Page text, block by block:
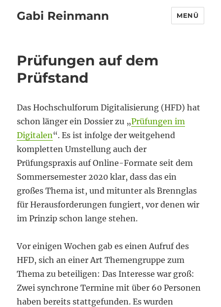
Gabi Reinmann MENÜ
Prüfungen auf dem
Prüfstand
Das Hochschulforum Digitalisierung (HFD) hat
schon länger ein Dossier zu „Prüfungen im
Digitalen“. Es ist infolge der weitgehend
kompletten Umstellung auch der
Prüfungspraxis auf Online-Formate seit dem
Sommersemester 2020 klar, dass das ein
großes Thema ist, und mitunter als Brennglas
für Herausforderungen fungiert, vor denen wir
im Prinzip schon lange stehen.
Vor einigen Wochen gab es einen Aufruf des
HFD, sich an einer Art Themengruppe zum
Thema zu beteiligen: Das Interesse war groß:
Zwei synchrone Termine mit über 60 Personen
haben bereits stattgefunden. Es wurden